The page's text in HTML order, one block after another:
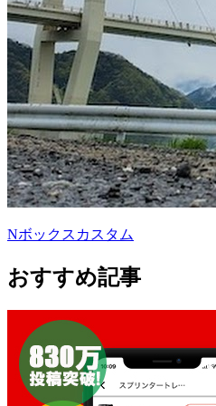
Nボックスカスタム
おすすめ記事